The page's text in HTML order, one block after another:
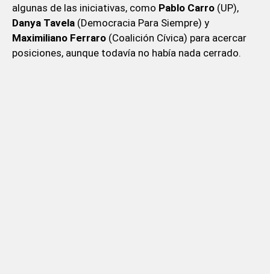
algunas de las iniciativas, como Pablo Carro(UP),
Danya Tavela(Democracia Para Siempre) y
Maximiliano Ferraro(Coalición Cívica) para acercar
posiciones, aunque todavía no había nada cerrado.